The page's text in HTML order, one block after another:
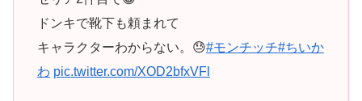
ドンキで靴下も頼まれて
キャラクターわからない。😓#モンチッチ#ちいか
わ pic.twitter.com/XOD2bfxVFl